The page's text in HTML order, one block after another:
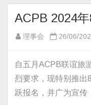
ACPB 2024
理事会 26/06/
自五月ACPB联谊旅
烈要求，现特别推出
跃报名，并广为宣传